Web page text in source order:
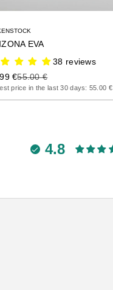
EVA
38 reviews
de oferta
€Precio anterior
55.00 €
price in the last 30 days: 55.00 €
4.8